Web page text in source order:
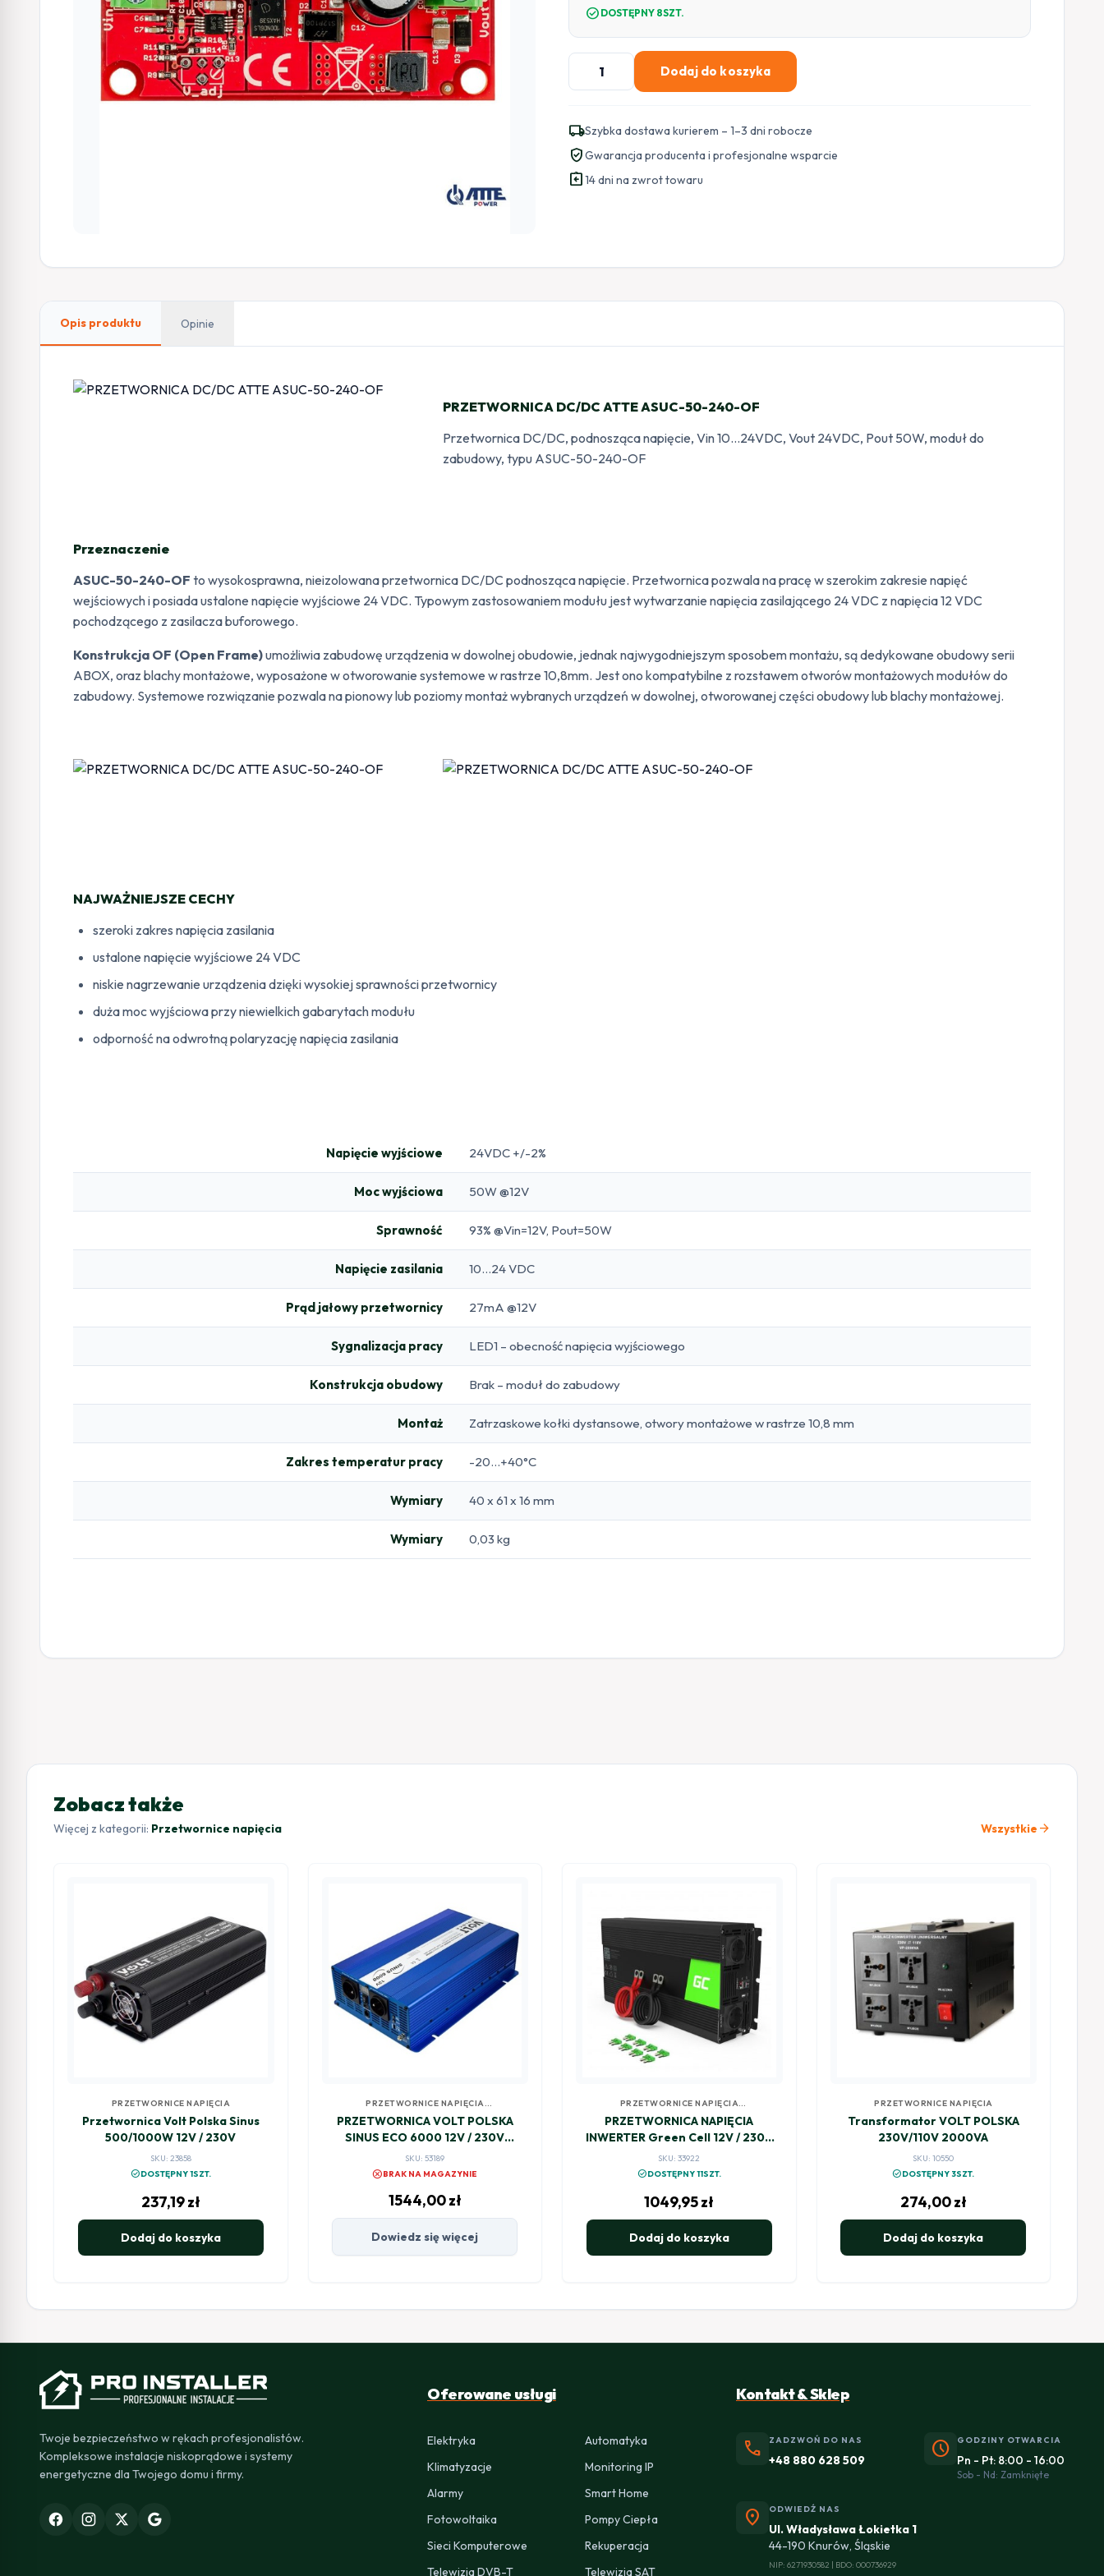
check_circle DOSTĘPNY 8SZT.
ilość
PRZETWORNICA
ATTE
ASUC-
50-
240-
Dodaj do koszyka
local_shippingSzybka dostawa kurierem – 1–3 dni robocze
verified_userGwarancja producenta i profesjonalne wsparcie
assignment_return14 dni na zwrot towaru
Opis produktu Opinie
PRZETWORNICA DC/DC ATTE ASUC-50-240-OF
Przetwornica DC/DC, podnosząca napięcie, Vin 10…24VDC, Vout 24VDC, Pout 50W, moduł do
zabudowy, typu ASUC-50-240-OF
Przeznaczenie
ASUC-50-240-OF to wysokosprawna, nieizolowana przetwornica DC/DC podnosząca napięcie. Przetwornica pozwala na pracę w szerokim zakresie napięć
wejściowych i posiada ustalone napięcie wyjściowe 24 VDC. Typowym zastosowaniem modułu jest wytwarzanie napięcia zasilającego 24 VDC z napięcia 12 VDC
pochodzącego z zasilacza buforowego.
Konstrukcja OF (Open Frame)umożliwia zabudowę urządzenia w dowolnej obudowie, jednak najwygodniejszym sposobem montażu, są dedykowane obudowy serii
ABOX, oraz blachy montażowe, wyposażone w otworowanie systemowe w rastrze 10,8mm. Jest ono kompatybilne z rozstawem otworów montażowych modułów do
zabudowy. Systemowe rozwiązanie pozwala na pionowy lub poziomy montaż wybranych urządzeń w dowolnej, otworowanej części obudowy lub blachy montażowej.
NAJWAŻNIEJSZE CECHY
szeroki zakres napięcia zasilania
ustalone napięcie wyjściowe 24 VDC
niskie nagrzewanie urządzenia dzięki wysokiej sprawności przetwornicy
duża moc wyjściowa przy niewielkich gabarytach modułu
odporność na odwrotną polaryzację napięcia zasilania
Napięcie wyjściowe 24VDC +/-2%
Moc wyjściowa 50W @12V
Sprawność 93% @Vin=12V, Pout=50W
Napięcie zasilania 10…24 VDC
Prąd jałowy przetwornicy 27mA @12V
Sygnalizacja pracy LED1 – obecność napięcia wyjściowego
Konstrukcja obudowy Brak – moduł do zabudowy
Montaż Zatrzaskowe kołki dystansowe, otwory montażowe w rastrze 10,8 mm
Zakres temperatur pracy -20…+40°C
Wymiary 40 x 61 x 16 mm
Wymiary 0,03 kg
Zobacz także
Więcej z kategorii: Przetwornice napięcia Wszystkie arrow_forward
PRZETWORNICE NAPIĘCIA
Przetwornica Volt Polska Sinus
500/1000W 12V / 230V
SKU: 23858
check_circleDOSTĘPNY 1SZT.
237,19zł
Dodaj do koszyka
PRZETWORNICE NAPIĘCIA
SAMOCHODOWE
PRZETWORNICA VOLT POLSKA
SINUS ECO 6000 12V / 230V
3000/6000W
SKU: 53189
cancelBRAK NA MAGAZYNIE
1544,00zł
Dowiedz się więcej
PRZETWORNICE NAPIĘCIA
SAMOCHODOWE
PRZETWORNICA NAPIĘCIA
INWERTER Green Cell 12V / 230V
3000W/6000W CZYSTA
SINUSOIDA INV15
SKU: 33922
check_circleDOSTĘPNY 11SZT.
1049,95zł
Dodaj do koszyka
PRZETWORNICE NAPIĘCIA
Transformator VOLT POLSKA
230V/110V 2000VA
SKU: 10550
check_circleDOSTĘPNY 3SZT.
274,00zł
Dodaj do koszyka
Twoje bezpieczeństwo w rękach profesjonalistów.
Kompleksowe instalacje niskoprądowe i systemy
energetyczne dla Twojego domu i firmy.
Oferowane usługi
Elektryka
Automatyka
Klimatyzacje
Monitoring IP
Alarmy
Smart Home
Fotowoltaika
Pompy Ciepła
Sieci Komputerowe
Rekuperacja
Telewizja DVB-T
Telewizja SAT
Kontakt & Sklep
phone ZADZWOŃ DO NAS
+48 880 628 509 schedule GODZINY OTWARCIA
Pn - Pt: 8:00 - 16:00
Sob - Nd: Zamknięte
location_on ODWIEDŹ NAS
Ul. Władysława Łokietka 1
44-190 Knurów, Śląskie
NIP: 6271930582 | BDO: 000736929